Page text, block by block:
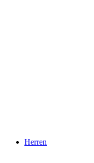
Herren